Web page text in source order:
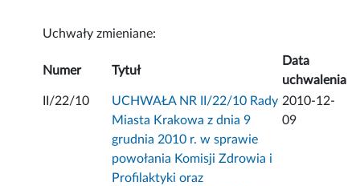
Uchwały zmieniane:
Numer Tytuł
Data
uchwalenia
II/22/10
UCHWAŁA NR II/22/10 Rady
Miasta Krakowa z dnia 9
grudnia 2010 r. w sprawie
powołania Komisji Zdrowia i
Profilaktyki oraz
2010-12-
09